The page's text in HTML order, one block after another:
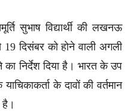
सुभाष विद्यार्थी की लखनऊ
दिसंबर को होने वाली अगली
का निर्देश दिया है। भारत के उप
के दावों की वर्तमान
है।